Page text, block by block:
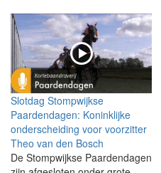
Slotdag Stompwijkse
Paardendagen: Koninklijke
onderscheiding voor voorzitter
Theo van den Bosch
De Stompwijkse Paardendagen